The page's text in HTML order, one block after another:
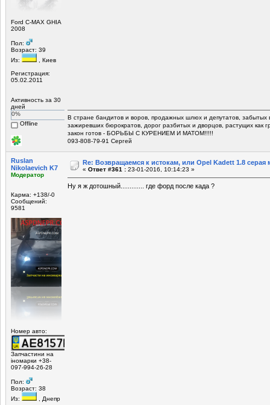
Ford C-MAX GHIA
2008
Пол:
Возраст: 39
Из:
, Киев
Регистрация:
05.02.2011
Активность за 30
дней
0%
Offline
В стране бандитов и воров, продажных шлюх и депутатов, забытых
зажиревших бюрократов, дорог разбитых и дворцов, растущих как
закон готов - БОРЬБЫ С КУРЕНИЕМ И МАТОМ!!!!!
093-808-79-91 Сергей
Ruslan
Nikolaevich K7
Модератор
Карма: +138/-0
Сообщений:
9581
Номер авто:
Запчастини на
іномарки +38-
097-994-26-28
Пол:
Возраст: 38
Из:
, Днепр
Re: Возвращаемся к истокам, или Opel Kadett 1.8
« Ответ #361 : 23-01-2016, 10:14:23 »
Ну я ж дотошный............. где форд после када ?